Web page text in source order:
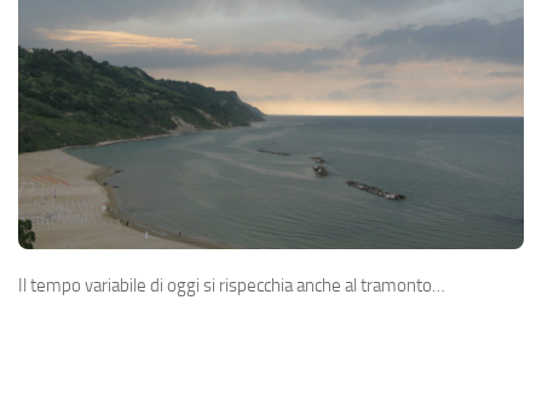
Il tempo variabile di oggi si rispecchia anche al tramonto…